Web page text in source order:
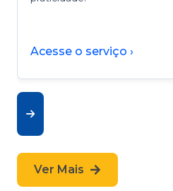
Acesse o serviço ›
Ver Mais